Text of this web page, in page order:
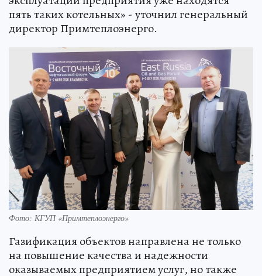
пять таких котельных» - уточнил генеральный
директор Примтеплоэнерго.
Фото: КГУП «Примтеплоэнерго»
Газификация объектов направлена не только
на повышение качества и надежности
оказываемых предприятием услуг, но также